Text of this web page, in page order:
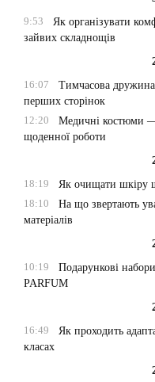
9:53
Як організувати
зайвих складнощів
16:07
Тимчасова
перших сторінок
12:20
Медичні костюми —
щоденної роботи
18:19
Як очищати шкіру
18:10
На що звертають
матеріалів
10:19
Подарункові
PARFUM
16:49
Як проходить
класах